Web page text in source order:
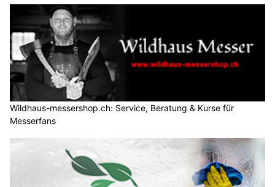
Wildhaus-messershop.ch: Service, Beratung & Kurse für
Messerfans